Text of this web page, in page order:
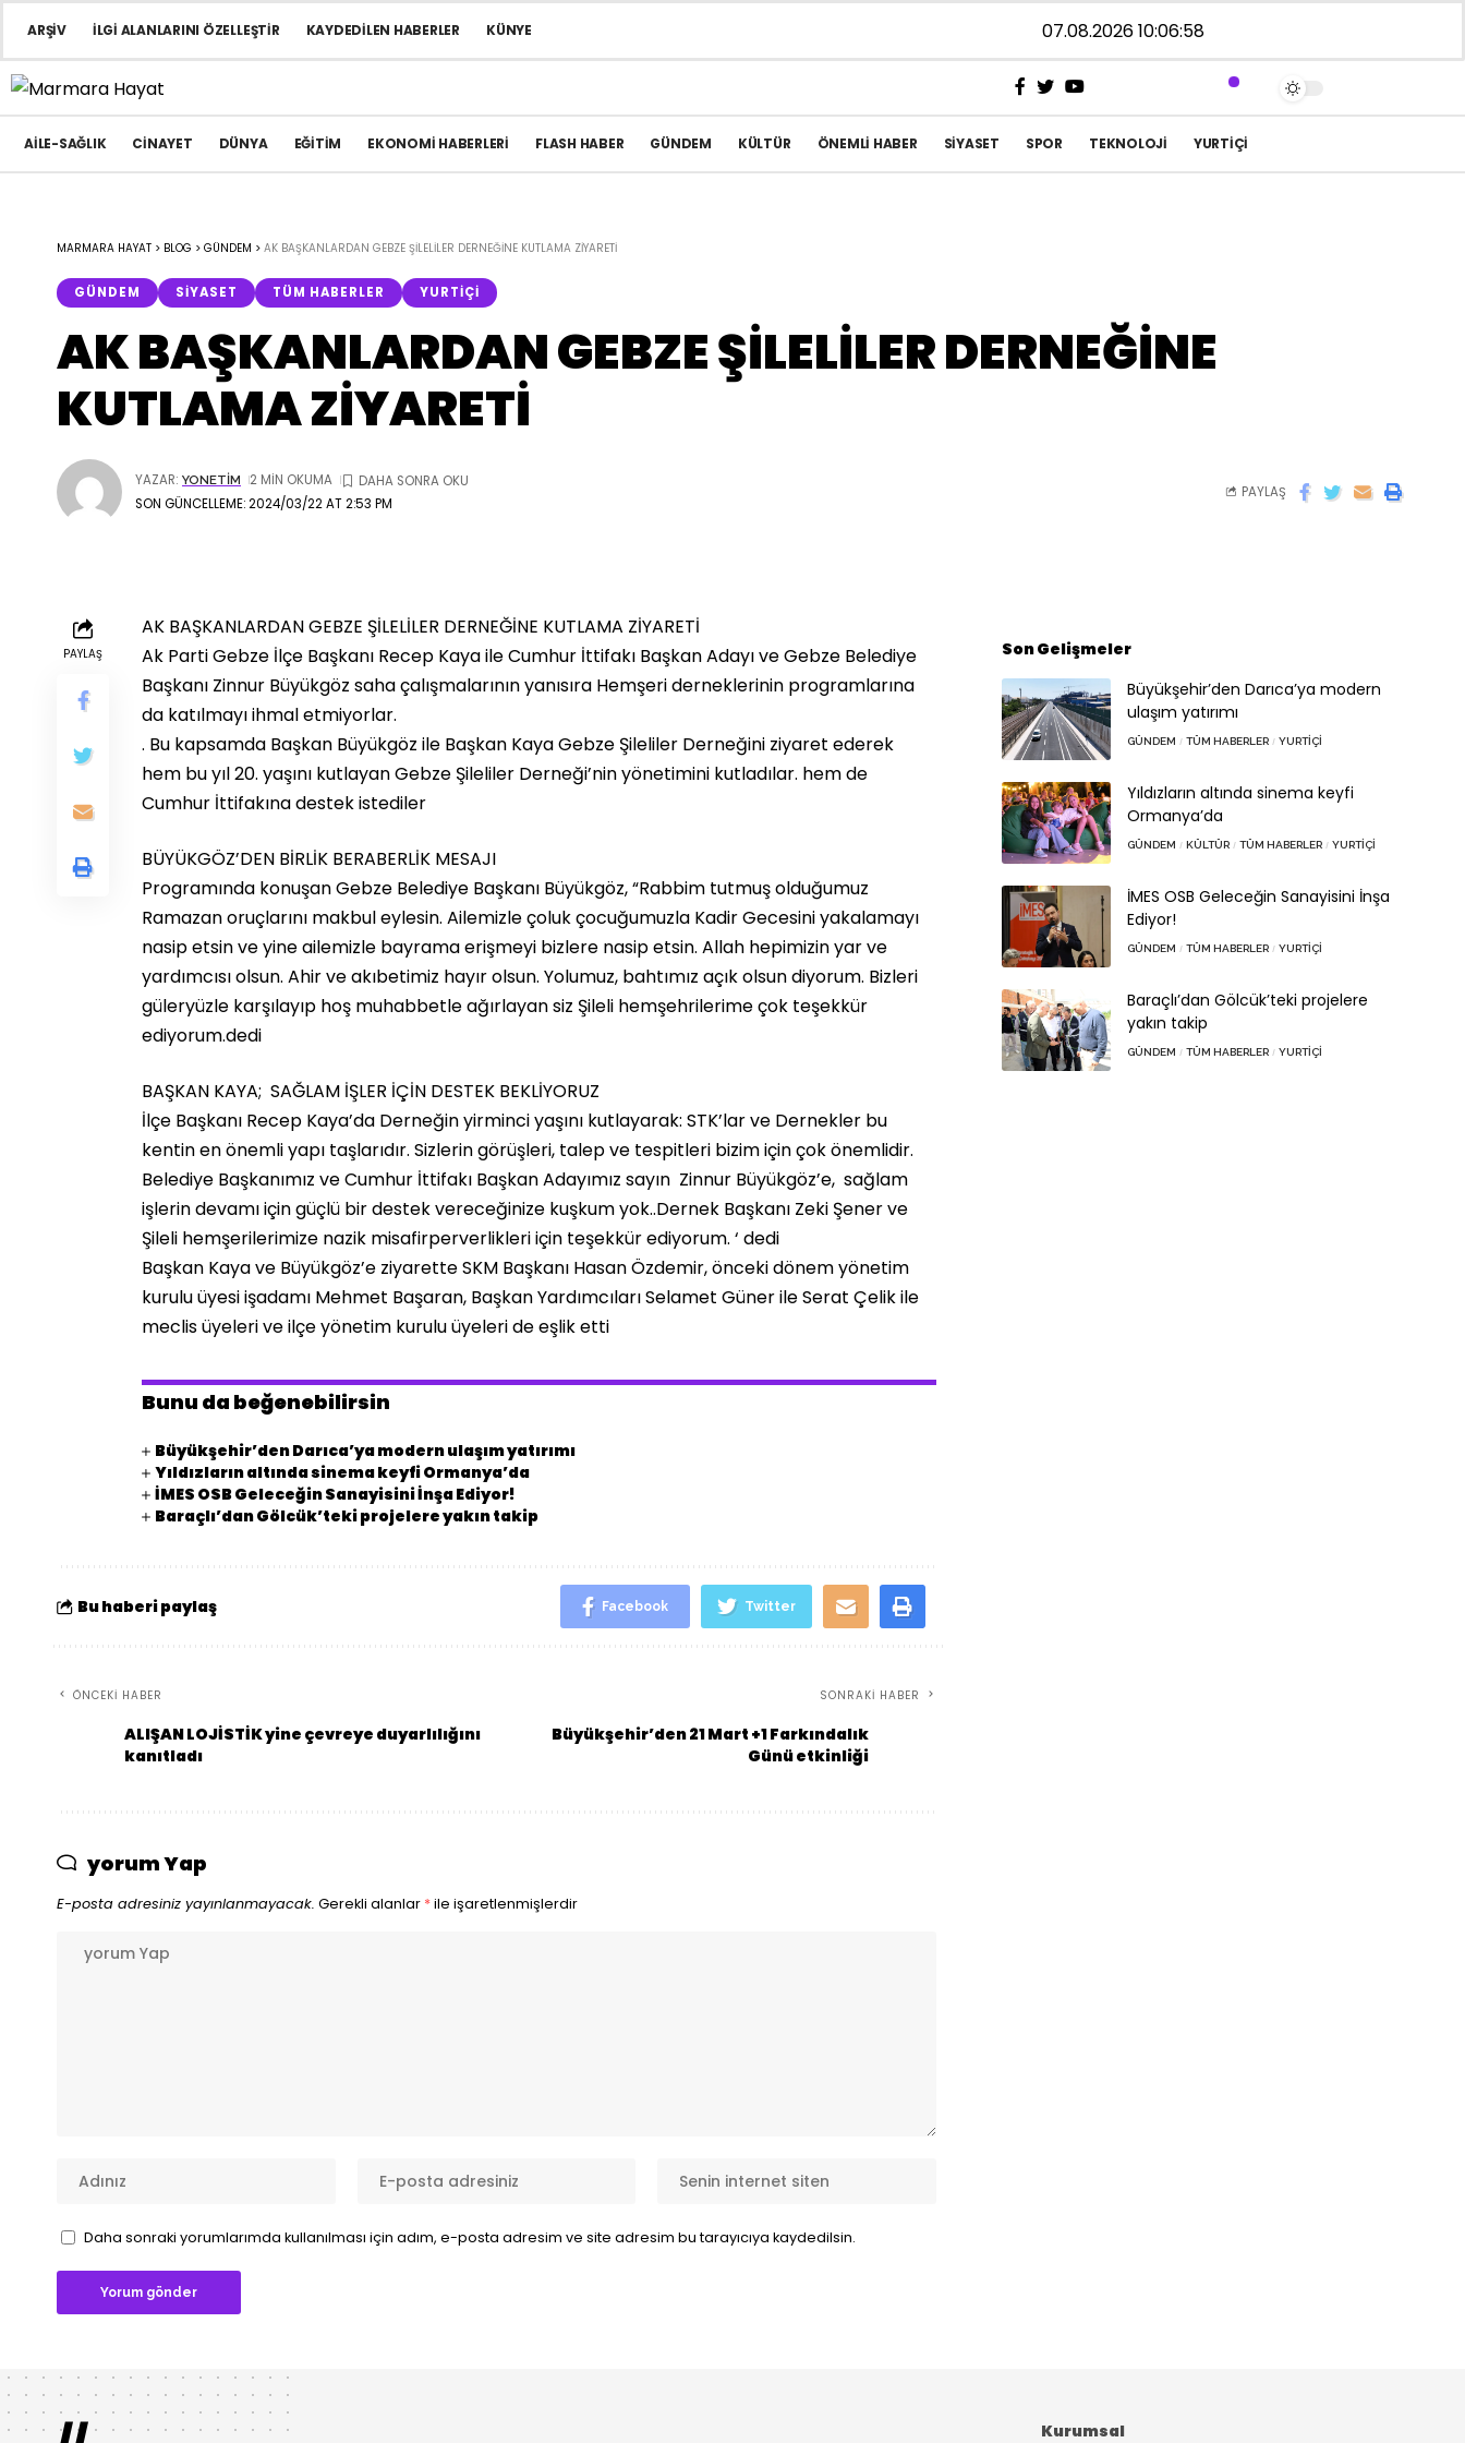
ARŞIV İLGI ALANLARINI ÖZELLEŞTIR KAYDEDILEN HABERLER KÜNYE 07.08.2026 10:06:58
AILE-SAĞLIK CINAYET DÜNYA EĞITIM EKONOMI HABERLERI FLASH HABER GÜNDEM KÜLTÜR ÖNEMLI HABER SIYASET SPOR TEKNOLOJI YURTIÇI
MARMARA HAYAT > BLOG > GÜNDEM > AK BAŞKANLARDAN GEBZE ŞİLELİLER DERNEĞİNE KUTLAMA ZİYARETİ
GÜNDEM SIYASET TÜM HABERLER YURTIÇI
AK BAŞKANLARDAN GEBZE ŞİLELİLER DERNEĞİNE
KUTLAMA ZİYARETİ
SON GÜNCELLEME: 2024/03/22 AT 2:53 PM
YAZAR: YONETIM 2 MIN OKUMA
PAYLAŞ
PAYLAŞ
AK BAŞKANLARDAN GEBZE ŞİLELİLER DERNEĞİNE KUTLAMA ZİYARETİ
Ak Parti Gebze İlçe Başkanı Recep Kaya ile Cumhur İttifakı Başkan Adayı ve Gebze Belediye
Başkanı Zinnur Büyükgöz saha çalışmalarının yanısıra Hemşeri derneklerinin programlarına
da katılmayı ihmal etmiyorlar.
. Bu kapsamda Başkan Büyükgöz ile Başkan Kaya Gebze Şileliler Derneğini ziyaret ederek
hem bu yıl 20. yaşını kutlayan Gebze Şileliler Derneği’nin yönetimini kutladılar. hem de
Cumhur İttifakına destek istediler
BÜYÜKGÖZ’DEN BİRLİK BERABERLİK MESAJI
Programında konuşan Gebze Belediye Başkanı Büyükgöz, “Rabbim tutmuş olduğumuz
Ramazan oruçlarını makbul eylesin. Ailemizle çoluk çocuğumuzla Kadir Gecesini yakalamayı
nasip etsin ve yine ailemizle bayrama erişmeyi bizlere nasip etsin. Allah hepimizin yar ve
yardımcısı olsun. Ahir ve akıbetimiz hayır olsun. Yolumuz, bahtımız açık olsun diyorum. Bizleri
güleryüzle karşılayıp hoş muhabbetle ağırlayan siz Şileli hemşehrilerime çok teşekkür
ediyorum.dedi
BAŞKAN KAYA; SAĞLAM İŞLER İÇİN DESTEK BEKLİYORUZ
İlçe Başkanı Recep Kaya’da Derneğin yirminci yaşını kutlayarak: STK’lar ve Dernekler bu
kentin en önemli yapı taşlarıdır. Sizlerin görüşleri, talep ve tespitleri bizim için çok önemlidir.
Belediye Başkanımız ve Cumhur İttifakı Başkan Adayımız sayın Zinnur Büyükgöz’e, sağlam
işlerin devamı için güçlü bir destek vereceğinize kuşkum yok..Dernek Başkanı Zeki Şener ve
Şileli hemşerilerimize nazik misafirperverlikleri için teşekkür ediyorum. ‘ dedi
Başkan Kaya ve Büyükgöz’e ziyarette SKM Başkanı Hasan Özdemir, önceki dönem yönetim
kurulu üyesi işadamı Mehmet Başaran, Başkan Yardımcıları Selamet Güner ile Serat Çelik ile
meclis üyeleri ve ilçe yönetim kurulu üyeleri de eşlik etti
Bunu da beğenebilirsin
Büyükşehir’den Darıca’ya modern ulaşım yatırımı
Yıldızların altında sinema keyfi Ormanya’da
İMES OSB Geleceğin Sanayisini İnşa Ediyor!
Baraçlı’dan Gölcük’teki projelere yakın takip
Bu haberi paylaş Facebook Twitter
ÖNCEKI HABER
ALIŞAN LOJİSTİK yine çevreye duyarlılığını
kanıtladı
SONRAKI HABER
Büyükşehir’den 21 Mart +1 Farkındalık
Günü etkinliği
yorum Yap
E-posta adresiniz yayınlanmayacak. Gerekli alanlar *ile işaretlenmişlerdir
Daha sonraki yorumlarımda kullanılması için adım, e-posta adresim ve site adresim bu tarayıcıya kaydedilsin.
Son Gelişmeler
Büyükşehir’den Darıca’ya modern
ulaşım yatırımı
GÜNDEM TÜM HABERLER YURTIÇI
Yıldızların altında sinema keyfi
Ormanya’da
GÜNDEM KÜLTÜR TÜM HABERLER YURTIÇI
İMES OSB Geleceğin Sanayisini İnşa
Ediyor!
GÜNDEM TÜM HABERLER YURTIÇI
Baraçlı’dan Gölcük’teki projelere
yakın takip
GÜNDEM TÜM HABERLER YURTIÇI
Kurumsal